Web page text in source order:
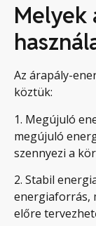
Melyek
Az árapály-
köztük:
1. Megújuló
megújuló
szennyezi a
2. Stabil
energiaforrás,
előre